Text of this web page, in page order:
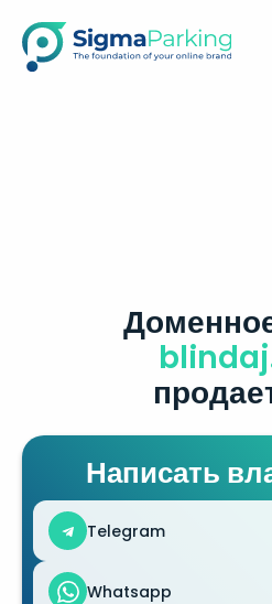
Написать
Telegram
Whatsapp